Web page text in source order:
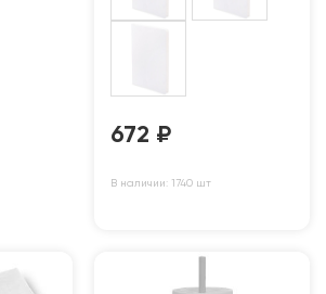
672 ₽
В наличии: 1740 шт